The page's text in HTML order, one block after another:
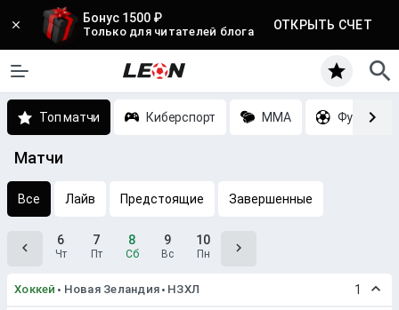
Бонус 1500 ₽
Только для читателей блога ОТКРЫТЬ СЧЕТ
Топ матчи Киберспорт MMA Футбол
Матчи
Все Лайв Предстоящие Завершенные
6
Чт
7
Пт
8
Сб
9
Вс
10
Пн
Хоккей Новая Зеландия НЗХЛ 1